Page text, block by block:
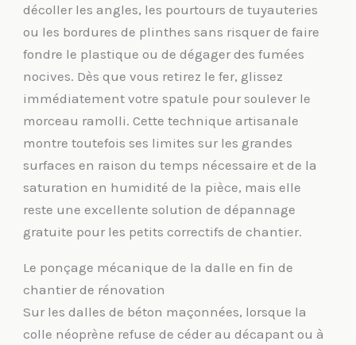
décoller les angles, les pourtours de tuyauteries
ou les bordures de plinthes sans risquer de faire
fondre le plastique ou de dégager des fumées
nocives. Dès que vous retirez le fer, glissez
immédiatement votre spatule pour soulever le
morceau ramolli. Cette technique artisanale
montre toutefois ses limites sur les grandes
surfaces en raison du temps nécessaire et de la
saturation en humidité de la pièce, mais elle
reste une excellente solution de dépannage
gratuite pour les petits correctifs de chantier.
Le ponçage mécanique de la dalle en fin de
chantier de rénovation
Sur les dalles de béton maçonnées, lorsque la
colle néoprène refuse de céder au décapant ou à